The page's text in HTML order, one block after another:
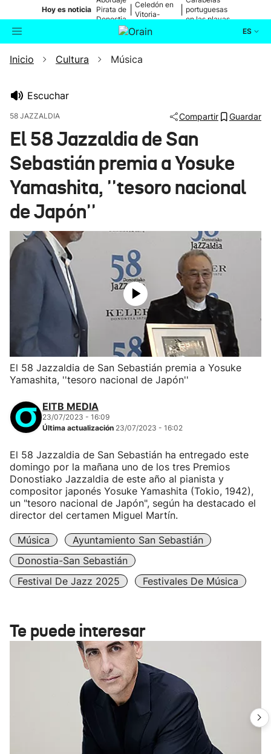
Hoy es noticia Pirata de
Donostia
Celedón en
Vitoria-
portuguesas
en las playas
ES
Buscador Actualidad
Ikusmiran
Eguraldia
Inicio Cultura Música
Escuchar
58 JAZZALDIA Compartir Guardar
El 58 Jazzaldia de San
Sebastián premia a Yosuke
Yamashita, ''tesoro nacional
de Japón''
El 58 Jazzaldia de San Sebastián premia a Yosuke
Yamashita, ''tesoro nacional de Japón''
EITB MEDIA
23/07/2023 - 16:09
Última actualización 23/07/2023 - 16:02
El 58 Jazzaldia de San Sebastián ha entregado este
domingo por la mañana uno de los tres Premios
Donostiako Jazzaldia de este año al pianista y
compositor japonés Yosuke Yamashita (Tokio, 1942),
un "tesoro nacional de Japón", según ha destacado el
director del certamen Miguel Martín.
Música
Ayuntamiento San Sebastián
Donostia-San Sebastián
Festival De Jazz 2025
Festivales De Música
Te puede interesar